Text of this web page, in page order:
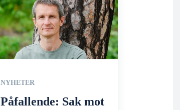
NYHETER
Påfallende: Sak mot